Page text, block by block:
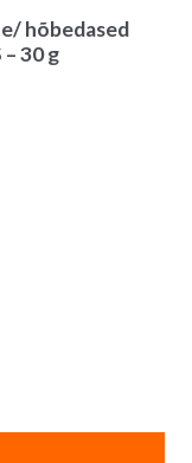
hõbedased
30 g